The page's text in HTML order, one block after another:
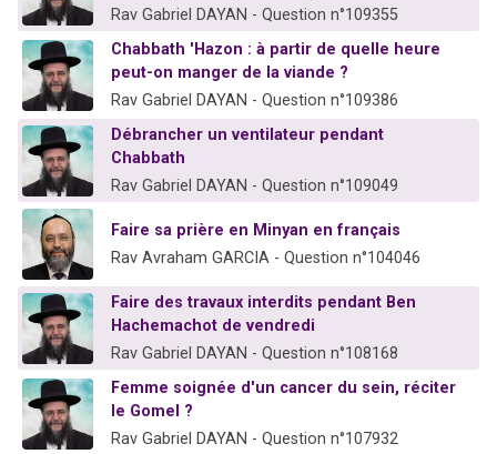
Rav Gabriel DAYAN - Question n°109355
Chabbath 'Hazon : à partir de quelle heure
peut-on manger de la viande ?
Rav Gabriel DAYAN - Question n°109386
Débrancher un ventilateur pendant
Chabbath
Rav Gabriel DAYAN - Question n°109049
Faire sa prière en Minyan en français
Rav Avraham GARCIA - Question n°104046
Faire des travaux interdits pendant Ben
Hachemachot de vendredi
Rav Gabriel DAYAN - Question n°108168
Femme soignée d'un cancer du sein, réciter
le Gomel ?
Rav Gabriel DAYAN - Question n°107932